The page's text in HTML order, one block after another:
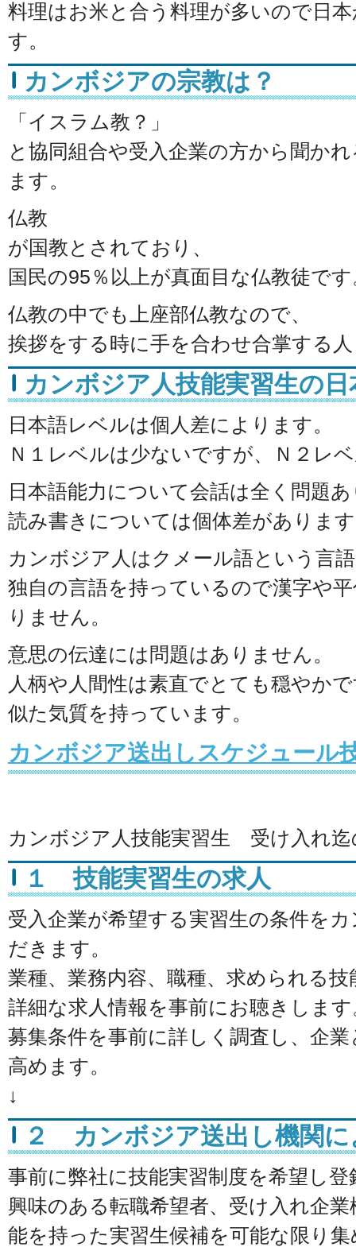
料理はお米と合う料理が多いので日
す。
カンボジアの宗教は？
「イスラム教？」
と協同組合や受入企業の方から聞か
ます。
仏教
が国教とされており、
国民の95％以上が真面目な仏教徒で
仏教の中でも上座部仏教なので、
挨拶をする時に手を合わせ合掌する
カンボジア人技能実習生の
日本語レベルは個人差によります。
Ｎ１レベルは少ないですが、Ｎ２レ
日本語能力について会話は全く問題
読み書きについては個体差がありま
カンボジア人はクメール語という言
独自の言語を持っているので漢字や
りません。
意思の伝達には問題はありません。
人柄や人間性は素直でとても穏やか
似た気質を持っています。
カンボジア送出しスケジュール
カンボジア人技能実習生 受け入れ迄
１ 技能実習生の求人
受入企業が希望する実習生の条件を
だきます。
業種、業務内容、職種、求められる
詳細な求人情報を事前にお聴きします
募集条件を事前に詳しく調査し、企
高めます。
↓
２ カンボジア送出し機関に
事前に弊社に技能実習制度を希望し
興味のある転職希望者、受け入れ企
能を持った実習生候補を可能な限り